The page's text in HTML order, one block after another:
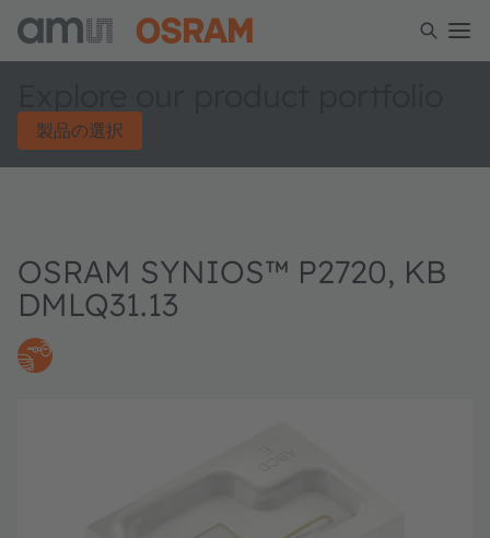
製品の選択
OSRAM SYNIOS™ P2720, KB
DMLQ31.13